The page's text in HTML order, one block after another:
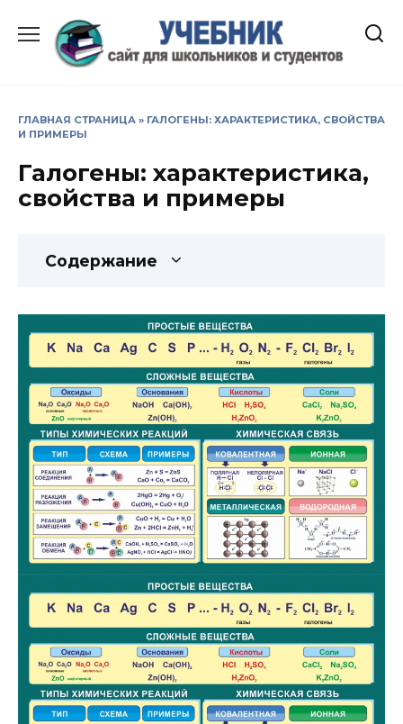
содержанию
ГЛАВНАЯ СТРАНИЦА » ГАЛОГЕНЫ: ХАРАКТЕРИСТИКА, СВОЙСТВА
И ПРИМЕРЫ
Галогены: характеристика,
свойства и примеры
Содержание